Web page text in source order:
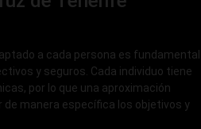
a cada persona es fundamental
y seguros. Cada individuo tiene
por lo que una aproximación
manera específica los objetivos y